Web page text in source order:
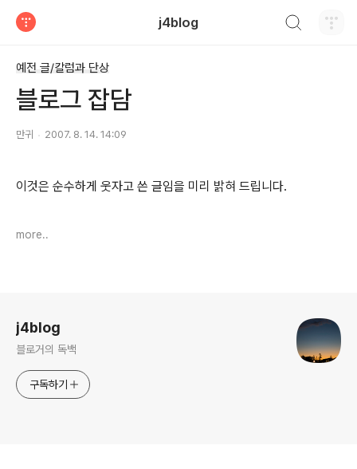
j4blog
예전 글/칼럼과 단상
블로그 잡담
만귀 2007. 8. 14. 14:09
이것은 순수하게 웃자고 쓴 글임을 미리 밝혀 드립니다.
more..
j4blog
블로거의 독백
구독하기